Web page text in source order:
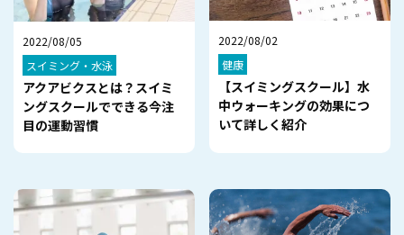
2022/08/05
スイミング・水泳
アクアビクスとは？スイミ
ングスクールでできる今注
目の運動習慣
2022/08/02
健康
【スイミングスクール】水
中ウォーキングの効果につ
いて詳しく紹介